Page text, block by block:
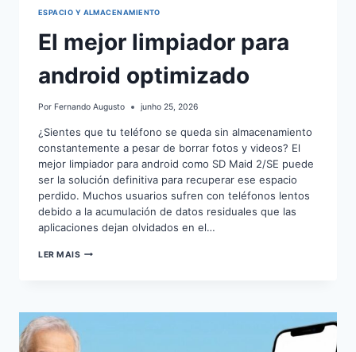
ESPACIO Y ALMACENAMIENTO
El mejor limpiador para
android optimizado
Por Fernando Augusto junho 25, 2026
¿Sientes que tu teléfono se queda sin almacenamiento
constantemente a pesar de borrar fotos y videos? El
mejor limpiador para android como SD Maid 2/SE puede
ser la solución definitiva para recuperar ese espacio
perdido. Muchos usuarios sufren con teléfonos lentos
debido a la acumulación de datos residuales que las
aplicaciones dejan olvidados en el…
LER MAISEL
OPTIMIZADO